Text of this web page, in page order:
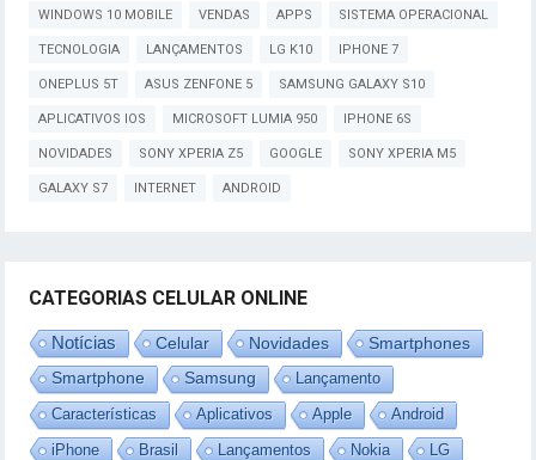
WINDOWS 10 MOBILE VENDAS APPS SISTEMA OPERACIONAL
TECNOLOGIA LANÇAMENTOS LG K10 IPHONE 7
ONEPLUS 5T ASUS ZENFONE 5 SAMSUNG GALAXY S10
APLICATIVOS IOS MICROSOFT LUMIA 950 IPHONE 6S
NOVIDADES SONY XPERIA Z5 GOOGLE SONY XPERIA M5
GALAXY S7 INTERNET ANDROID
CATEGORIAS CELULAR ONLINE
Notícias Celular Novidades Smartphones
Smartphone Samsung
Lançamento
Características
Aplicativos Apple Android
iPhone Brasil Lançamentos Nokia LG